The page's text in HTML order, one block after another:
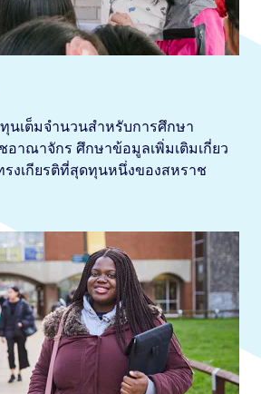
นเต็มจำนวนสำหรับการศึกษา
าณาจักร ศึกษาข้อมูลเพิ่มเติมเกี่ยว
งเกียรติที่สุดทุนหนึ่งของสหราช